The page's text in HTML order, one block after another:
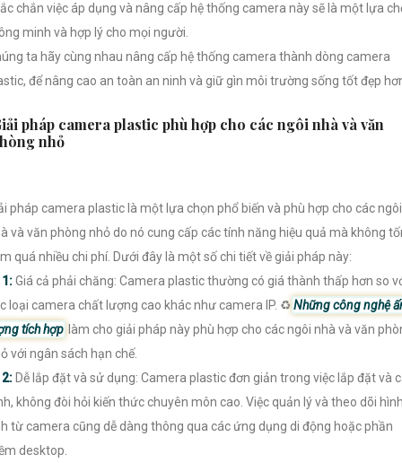
chắn việc áp dụng và nâng cấp hệ thống camera này sẽ là một lựa
minh và hợp lý cho mọi người.
ta hãy cùng nhau nâng cấp hệ thống camera thành dòng camera
để nâng cao an toàn an ninh và giữ gìn môi trường sống tốt đẹp
pháp camera plastic phù hợp cho các ngôi nhà và văn
nhỏ
pháp camera plastic là một lựa chọn phổ biến và phù hợp cho các ngôi
và văn phòng nhỏ do nó cung cấp các tính năng hiệu quả mà không
quá nhiều chi phí. Dưới đây là một số chi tiết về giải pháp này:
1:Giá cả phải chăng: Camera plastic thường có giá thành thấp hơn so
loại camera chất lượng cao khác như camera IP. ♻Những công nghệ
tích hợp làm cho giải pháp này phù hợp cho các ngôi nhà và văn
với ngân sách hạn chế.
2: Dễ lắp đặt và sử dụng: Camera plastic đơn giản trong việc lắp đặt và
không đòi hỏi kiến thức chuyên môn cao. Việc quản lý và theo dõi
từ camera cũng dễ dàng thông qua các ứng dụng di động hoặc phần
desktop.